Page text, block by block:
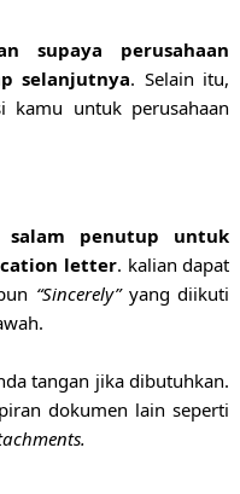
supaya perusahaan
selanjutnya. Selain itu,
kamu untuk perusahaan
salam penutup untuk
letter. kalian dapat
“Sincerely”yang diikuti
tangan jika dibutuhkan.
dokumen lain seperti